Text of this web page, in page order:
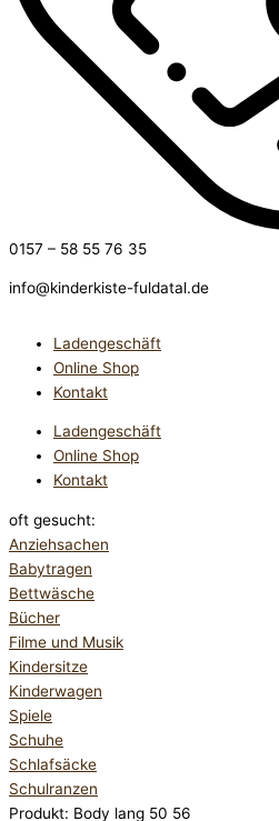
0157 – 58 55 76 35
info@kinderkiste-fuldatal.de
Ladengeschäft
Online Shop
Kontakt
Ladengeschäft
Online Shop
Kontakt
oft gesucht:
Anziehsachen
Babytragen
Bettwäsche
Bücher
Filme und Musik
Kindersitze
Kinderwagen
Spiele
Schuhe
Schlafsäcke
Schulranzen
Produkt: Body lang 50 56